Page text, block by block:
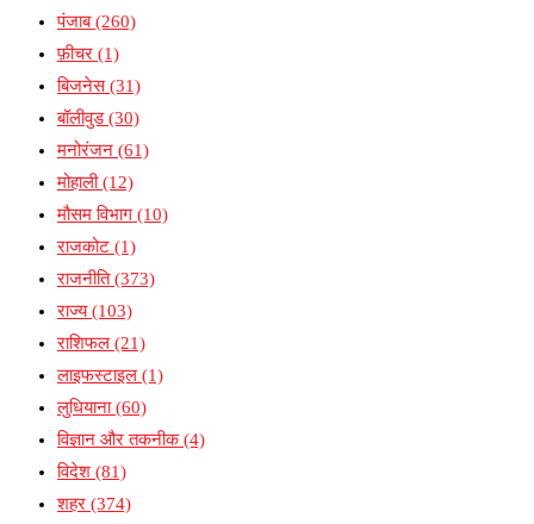
पंजाब(260)
फ़ीचर (1)
बिजनेस(31)
बॉलीवुड(30)
मनोरंजन (61)
मोहाली(12)
मौसम विभाग (10)
राजकोट (1)
राजनीति(373)
राज्य(103)
राशिफल (21)
लाइफस्टाइल (1)
लुधियाना(60)
विज्ञान और तकनीक(4)
विदेश (81)
शहर (374)